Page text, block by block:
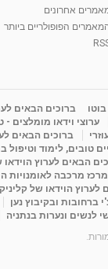
אחרונים
הפופולריים ביותר
ברוכים הבאים
ערוצי וידאו מומלצים -
ברוכים הבאים
טובים, לימוד וטיפול
הבאים לערוץ
מרכבה לאומנויות
לערוץ הוידאו של
ברחובות ובקיבוץ נען
לנשים ונערות בנתניה